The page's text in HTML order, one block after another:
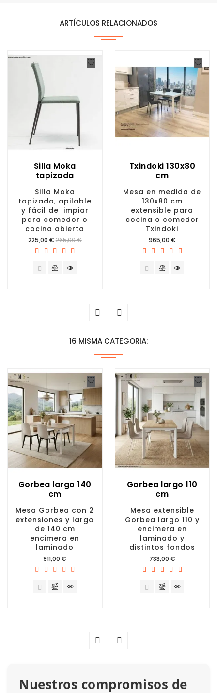
ARTÍCULOS RELACIONADOS
Silla Moka
tapizada
Silla Moka
tapizada, apilable
y fácil de limpiar
para comedor o
cocina abierta
Precio
225,00 € 265,00 €
Txindoki 130x80
cm
Mesa en medida de
130x80 cm
extensible para
cocina o comedor
Txindoki
Precio
965,00 €
16 MISMA CATEGORIA:
Gorbea largo 140
cm
Mesa Gorbea con 2
extensiones y largo
de 140 cm
encimera en
laminado
Precio
911,00 €
Gorbea largo 110
cm
Mesa extensible
Gorbea largo 110 y
encimera en
laminado y
distintos fondos
Precio
733,00 €
Nuestros compromisos de